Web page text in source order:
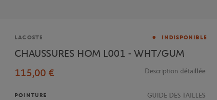
Marque
LACOSTE INDISPONIBLE
CHAUSSURES HOM L001 - WHT/GUM
115,00 €
Description détaillée
POINTURE GUIDE DES TAILLES